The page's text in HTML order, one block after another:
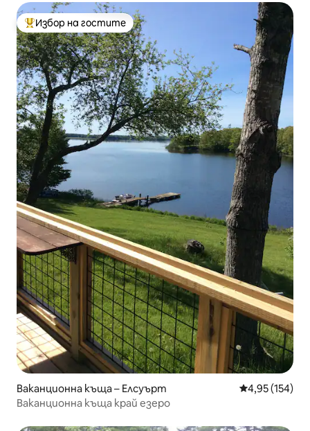
Най-популярен избор на гостите
Избор на гостите
Ваканционна къща – Елсуърт Средна
4,95 (154)
Ваканционна къща край езеро